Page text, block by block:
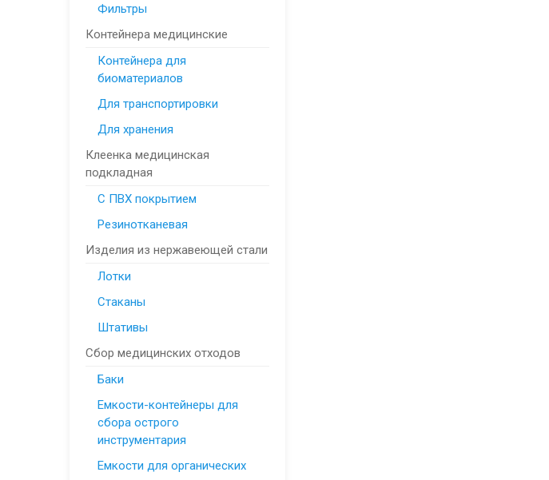
Фильтры
Контейнера медицинские
Контейнера для
биоматериалов
Для транспортировки
Для хранения
Клеенка медицинская
подкладная
С ПВХ покрытием
Резинотканевая
Изделия из нержавеющей стали
Лотки
Стаканы
Штативы
Сбор медицинских отходов
Баки
Емкости-контейнеры для
сбора острого
инструментария
Емкости для органических